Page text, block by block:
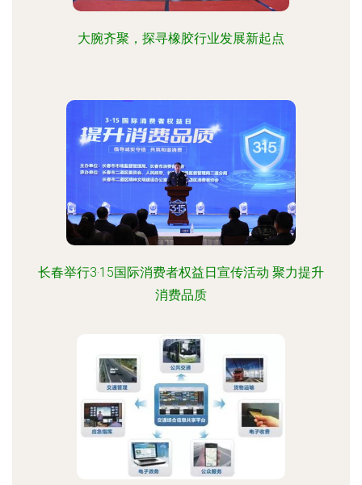
大腕齐聚，探寻橡胶行业发展新起点
长春举行3·15国际消费者权益日宣传活动 聚力提升
消费品质